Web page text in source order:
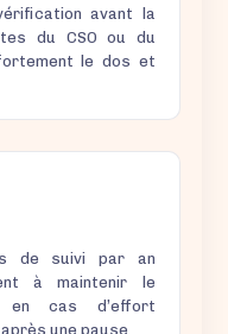
avant la
du CSO ou du
le dos et
de suivi par an
à maintenir le
en cas d’effort
une pause.